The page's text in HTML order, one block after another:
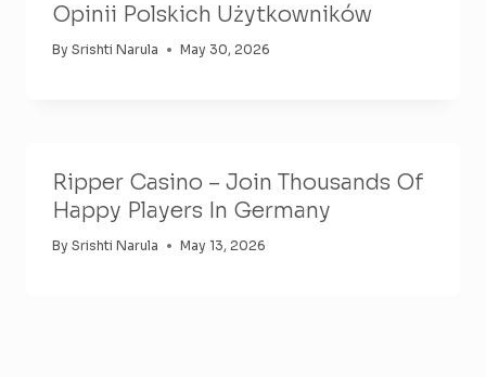
Opinii Polskich Użytkowników
By Srishti Narula May 30, 2026
Ripper Casino – Join Thousands Of
Happy Players In Germany
By Srishti Narula May 13, 2026